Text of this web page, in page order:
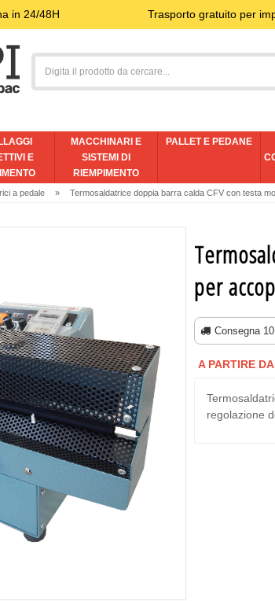
in 24/48H Trasporto gratuito per
E
MACCHINARI E
SISTEMI DI
RIEMPIMENTO
PALLET E PEDANE
a pedale » Termosaldatrice doppia barra calda CFV con testa
per
Consegna
A PARTIRE
regolazione